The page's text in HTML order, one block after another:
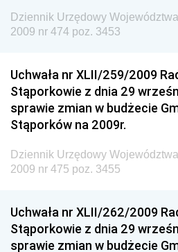
Społecznej
Dziennik Urzędowy Ministra
Dziennik Urzędowy Ministra
Budownictwa
Dziennik Urzędowy Ministra
Dziennik Urzędowy Ministra
Dziennik Urzędowy Ministra
Dziennik Urzędowy Ministra
Dziennik Urzędowy
2009 nr 474 poz. 3453
Uchwała nr XLII/259/2009
Stąporkowie z dnia 29
sprawie zmian w budżecie
Stąporków na 2009r.
Dziennik Urzędowy
2009 nr 475 poz. 3455
Uchwała nr XLII/262/2009
Stąporkowie z dnia 29
sprawie zmian w budżecie